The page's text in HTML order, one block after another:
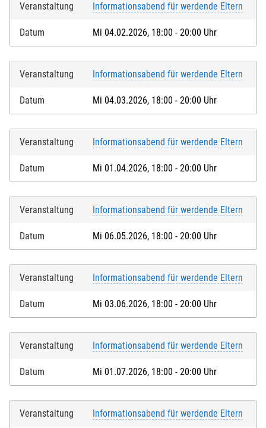
Veranstaltung Informationsabend für werdende Eltern
Datum Mi 04.02.2026, 18:00 - 20:00 Uhr
Veranstaltung Informationsabend für werdende Eltern
Datum Mi 04.03.2026, 18:00 - 20:00 Uhr
Veranstaltung Informationsabend für werdende Eltern
Datum Mi 01.04.2026, 18:00 - 20:00 Uhr
Veranstaltung Informationsabend für werdende Eltern
Datum Mi 06.05.2026, 18:00 - 20:00 Uhr
Veranstaltung Informationsabend für werdende Eltern
Datum Mi 03.06.2026, 18:00 - 20:00 Uhr
Veranstaltung Informationsabend für werdende Eltern
Datum Mi 01.07.2026, 18:00 - 20:00 Uhr
Veranstaltung Informationsabend für werdende Eltern